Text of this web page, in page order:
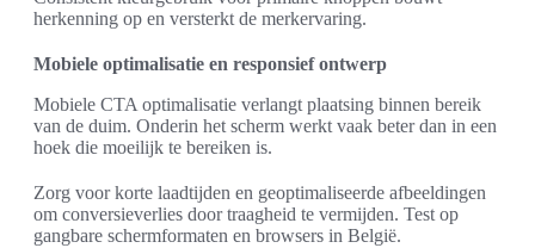
herkenning op en versterkt de merkervaring.
Mobiele optimalisatie en responsief ontwerp
Mobiele CTA optimalisatie verlangt plaatsing binnen bereik
van de duim. Onderin het scherm werkt vaak beter dan in een
hoek die moeilijk te bereiken is.
Zorg voor korte laadtijden en geoptimaliseerde afbeeldingen
om conversieverlies door traagheid te vermijden. Test op
gangbare schermformaten en browsers in België.